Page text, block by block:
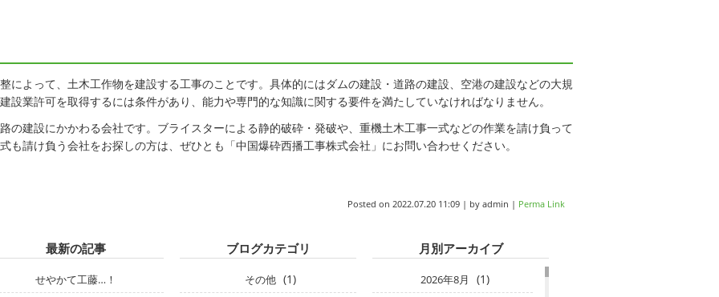
によって、土木工作物を建設する工事のことです。具体的にはダムの建設・道路の建設、空港の建設などの大規
設業許可を取得するには条件があり、能力や専門的な知識に関する要件を満たしていなければなりません。
の建設にかかわる会社です。ブライスターによる静的破砕・発破や、重機土木工事一式などの作業を請け負って
も請け負う会社をお探しの方は、ぜひとも「中国爆砕西播工事株式会社」にお問い合わせください。
Posted on 2022.07.20 11:09 | by admin | Perma Link
最新の記事
せやかて工藤…！
ブログカテゴリ
その他 (1)
月別アーカイブ
2026年8月 (1)